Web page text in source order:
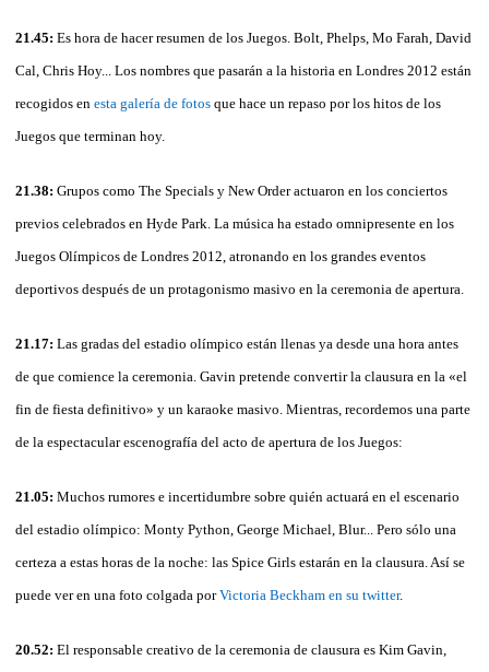
21.45: Es hora de hacer resumen de los Juegos. Bolt, Phelps, Mo Farah, David
Cal, Chris Hoy... Los nombres que pasarán a la historia en Londres 2012 están
recogidos en esta galería de fotos que hace un repaso por los hitos de los
Juegos que terminan hoy.
21.38: Grupos como The Specials y New Order actuaron en los conciertos
previos celebrados en Hyde Park. La música ha estado omnipresente en los
Juegos Olímpicos de Londres 2012, atronando en los grandes eventos
deportivos después de un protagonismo masivo en la ceremonia de apertura.
21.17: Las gradas del estadio olímpico están llenas ya desde una hora antes
de que comience la ceremonia. Gavin pretende convertir la clausura en la «el
fin de fiesta definitivo» y un karaoke masivo. Mientras, recordemos una parte
de la espectacular escenografía del acto de apertura de los Juegos:
21.05: Muchos rumores e incertidumbre sobre quién actuará en el escenario
del estadio olímpico: Monty Python, George Michael, Blur... Pero sólo una
certeza a estas horas de la noche: las Spice Girls estarán en la clausura. Así se
puede ver en una foto colgada porVictoria Beckham en su twitter.
20.52: El responsable creativo de la ceremonia de clausura es Kim Gavin,